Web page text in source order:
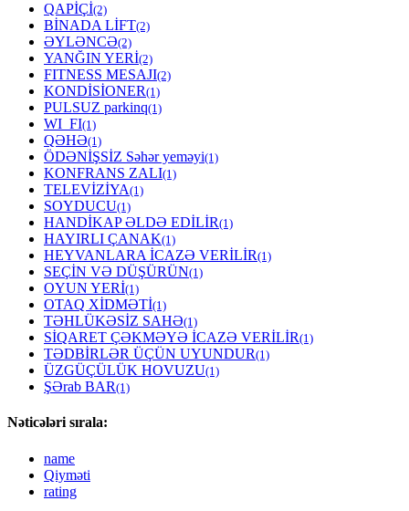
QAPİÇİ(2)
BİNADA LİFT(2)
ƏYLƏNCƏ(2)
YANĞIN YERİ(2)
FITNESS MESAJI(2)
KONDİSİONER(1)
PULSUZ parkinq(1)
WI_FI(1)
QƏHƏ(1)
ÖDƏNİŞSİZ Səhər yeməyi(1)
KONFRANS ZALI(1)
TELEVİZİYA(1)
SOYDUCU(1)
HANDİKAP ƏLDƏ EDİLİR(1)
HAYIRLI ÇANAK(1)
HEYVANLARA İCAZƏ VERİLİR(1)
SEÇİN VƏ DÜŞÜRÜN(1)
OYUN YERİ(1)
OTAQ XİDMƏTİ(1)
TƏHLÜKƏSİZ SAHƏ(1)
SİQARET ÇƏKMƏYƏ İCAZƏ VERİLİR(1)
TƏDBİRLƏR ÜÇÜN UYUNDUR(1)
ÜZGÜÇÜLÜK HOVUZU(1)
ŞƏrab BAR(1)
Nəticələri sırala:
name
Qiyməti
rating